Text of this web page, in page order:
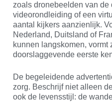
zoals dronebeelden van de
videorondleiding of een
aantal kijkers aanzienlijk.
Nederland, Duitsland of
kunnen langskomen, vormt
doorslaggevende eerste
De begeleidende
zorg. Beschrijf niet alleen
ook de levensstijl: de